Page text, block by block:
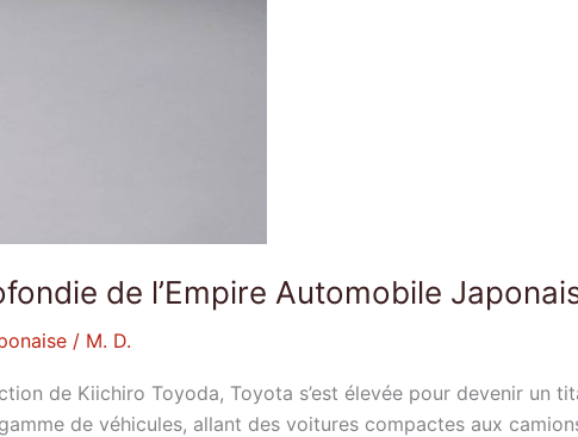
de l’Empire Automobile
/ M. D.
de Kiichiro Toyoda, Toyota s’est élevée pour devenir un
de véhicules, allant des voitures compactes aux